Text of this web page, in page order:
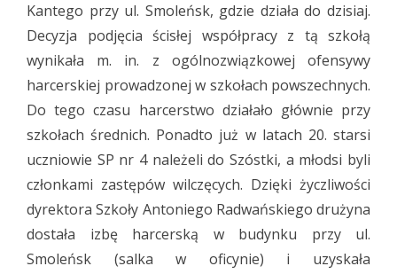
Kantego przy ul. Smoleńsk, gdzie działa do dzisiaj.
Decyzja podjęcia ścisłej współpracy z tą szkołą
wynikała m. in. z ogólnozwiązkowej ofensywy
harcerskiej prowadzonej w szkołach powszechnych.
Do tego czasu harcerstwo działało głównie przy
szkołach średnich. Ponadto już w latach 20. starsi
uczniowie SP nr 4 należeli do Szóstki, a młodsi byli
członkami zastępów wilczęcych. Dzięki życzliwości
dyrektora Szkoły Antoniego Radwańskiego drużyna
dostała izbę harcerską w budynku przy ul.
Smoleńsk (salka w oficynie) i uzyskała